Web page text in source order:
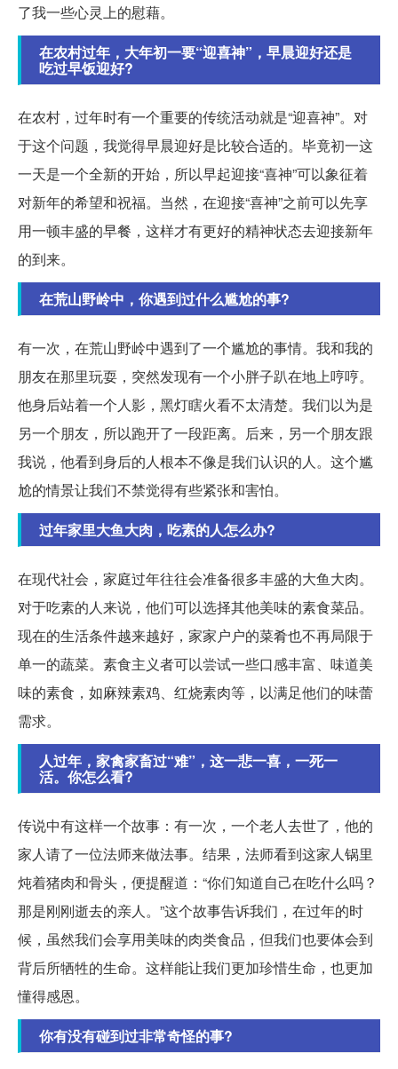
了我一些心灵上的慰藉。
在农村过年，大年初一要“迎喜神”，早晨迎好还是
吃过早饭迎好?
在农村，过年时有一个重要的传统活动就是“迎喜神”。对
于这个问题，我觉得早晨迎好是比较合适的。毕竟初一这
一天是一个全新的开始，所以早起迎接“喜神”可以象征着
对新年的希望和祝福。当然，在迎接“喜神”之前可以先享
用一顿丰盛的早餐，这样才有更好的精神状态去迎接新年
的到来。
在荒山野岭中，你遇到过什么尴尬的事?
有一次，在荒山野岭中遇到了一个尴尬的事情。我和我的
朋友在那里玩耍，突然发现有一个小胖子趴在地上哼哼。
他身后站着一个人影，黑灯瞎火看不太清楚。我们以为是
另一个朋友，所以跑开了一段距离。后来，另一个朋友跟
我说，他看到身后的人根本不像是我们认识的人。这个尴
尬的情景让我们不禁觉得有些紧张和害怕。
过年家里大鱼大肉，吃素的人怎么办?
在现代社会，家庭过年往往会准备很多丰盛的大鱼大肉。
对于吃素的人来说，他们可以选择其他美味的素食菜品。
现在的生活条件越来越好，家家户户的菜肴也不再局限于
单一的蔬菜。素食主义者可以尝试一些口感丰富、味道美
味的素食，如麻辣素鸡、红烧素肉等，以满足他们的味蕾
需求。
人过年，家禽家畜过“难”，这一悲一喜，一死一
活。你怎么看?
传说中有这样一个故事：有一次，一个老人去世了，他的
家人请了一位法师来做法事。结果，法师看到这家人锅里
炖着猪肉和骨头，便提醒道：“你们知道自己在吃什么吗？
那是刚刚逝去的亲人。”这个故事告诉我们，在过年的时
候，虽然我们会享用美味的肉类食品，但我们也要体会到
背后所牺牲的生命。这样能让我们更加珍惜生命，也更加
懂得感恩。
你有没有碰到过非常奇怪的事?